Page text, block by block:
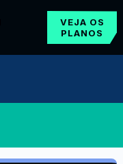
VEJA OS
PLANOS